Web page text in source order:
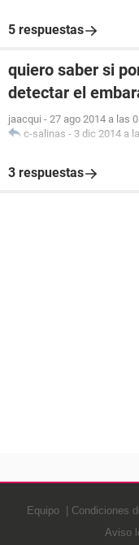
5 respuestas
quiero saber si
detectar el
jaacqui - 27 ago 2014 a las
c-salinas - 3 dic 2014 a
3 respuestas
Equipo Condiciones
Aviso